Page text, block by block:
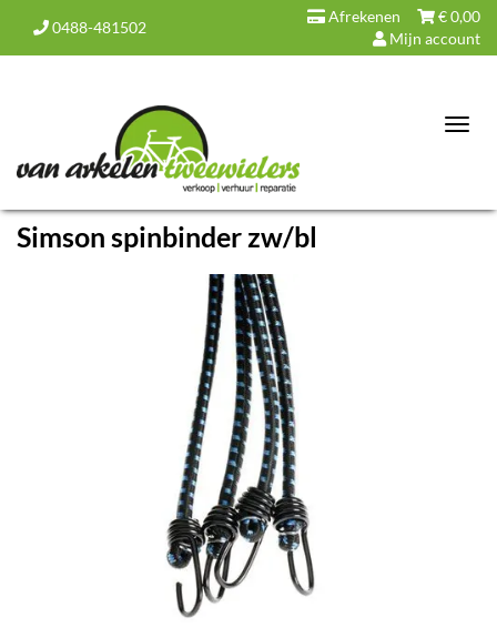
0488-481502
€0,00
Afrekenen
Mijn account
Simson spinbinder zw/bl